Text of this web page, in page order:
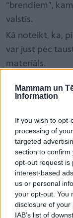
Mammam un
Information
If you wish to
processing of
targeted
section to
opt-out request is
interest-based
us or personal
your opt-out. You
disclosure of
IAB’s list of
“brendiem”,
valstīs.
Kā noteikt, ka,
var just pēc
materiāls.
Vēl ieteicams
nekur
kopā.
Treškārt